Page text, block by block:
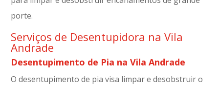
porte.
Serviços de Desentupidora na Vila
Andrade
Desentupimento de Pia na Vila Andrade
O desentupimento de pia visa limpar e desobstruir o